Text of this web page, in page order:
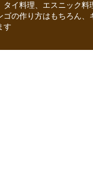
タイ料理、エスニック
ゴの作り方はもちろん
す